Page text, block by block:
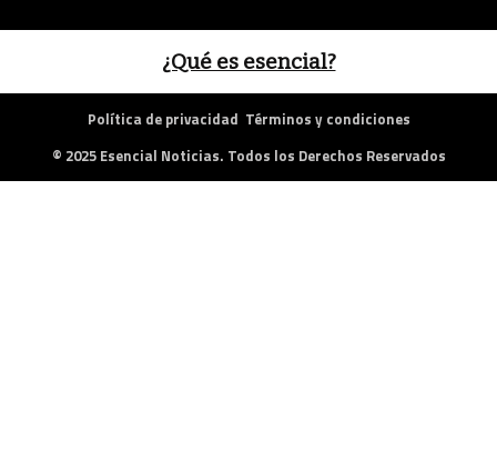
¿Qué es esencial?
Política de privacidad Términos y condiciones
© 2025 Esencial Noticias. Todos los Derechos Reservados